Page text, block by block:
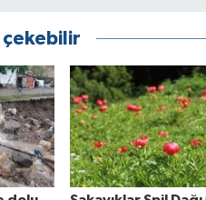
çekebilir